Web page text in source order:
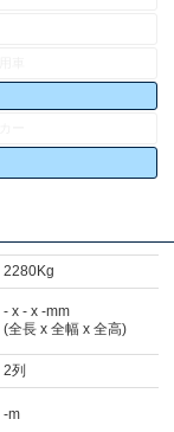
2280Kg
- x - x -mm
(全長 x 全幅 x 全高)
2列
-m